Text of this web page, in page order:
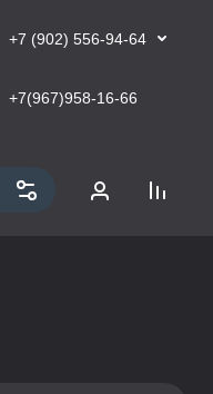
+7 (902) 556-94-64
+7(967)958-16-66